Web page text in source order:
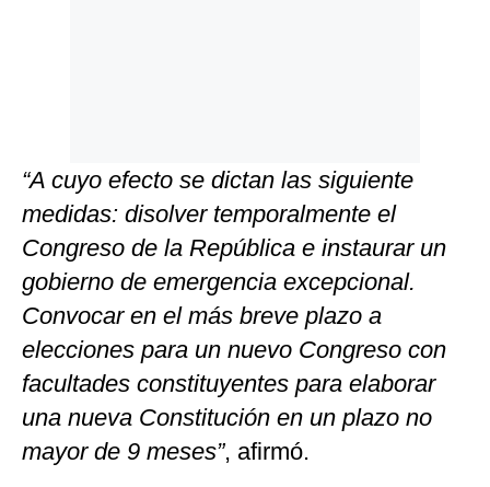
“A cuyo efecto se dictan las siguiente
medidas: disolver temporalmente el
Congreso de la República e instaurar un
gobierno de emergencia excepcional.
Convocar en el más breve plazo a
elecciones para un nuevo Congreso con
facultades constituyentes para elaborar
una nueva Constitución en un plazo no
mayor de 9 meses”, afirmó.